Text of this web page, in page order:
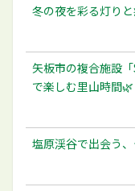
冬の夜を彩る灯り
矢板市の複合施設
で楽しむ里山時間🌿
塩原渓谷で出会う